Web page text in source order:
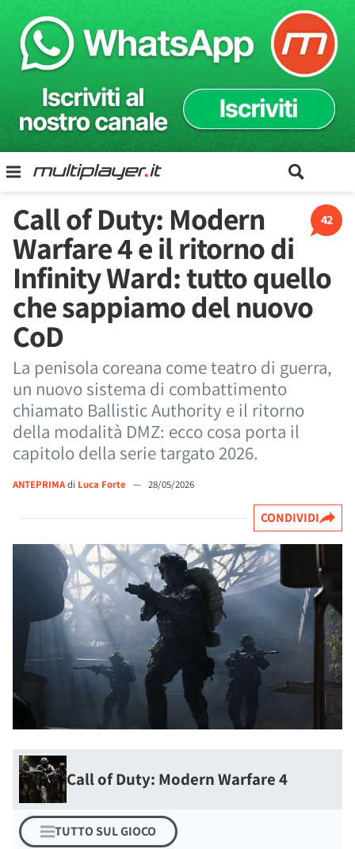
42
Call of Duty: Modern
Warfare 4 e il ritorno di
Infinity Ward: tutto quello
che sappiamo del nuovo
CoD
La penisola coreana come teatro di guerra,
un nuovo sistema di combattimento
chiamato Ballistic Authority e il ritorno
della modalità DMZ: ecco cosa porta il
capitolo della serie targato 2026.
ANTEPRIMAdi Luca Forte — 28/05/2026
CONDIVIDI
Call of Duty: Modern Warfare 4
TUTTO SUL GIOCO